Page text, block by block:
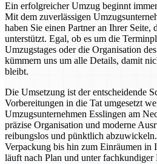
Ein erfolgreicher Umzug beginnt
Mit dem zuverlässigen
haben Sie einen Partner an Ihrer Seite,
unterstützt. Egal, ob es um die
Umzugstages oder die Organisation
kümmern uns um alle Details, damit
bleibt.
Die Umsetzung ist der entscheidende
Vorbereitungen in die Tat umgesetzt
Umzugsunternehmen Esslingen am
präzise Organisation und moderne
reibungslos und pünktlich
Verpackung bis hin zum Einräumen in
läuft nach Plan und unter fachkundiger